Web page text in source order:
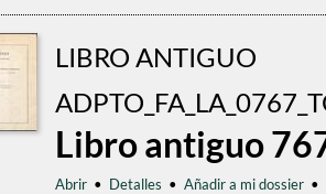
LIBRO ANTIGUO
Libro antiguo
Abrir • Detalles • Añadir a mi dossier •